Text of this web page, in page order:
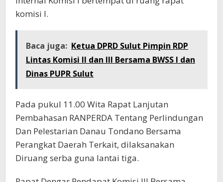
komisi I.
Baca juga: Ketua DPRD Sulut Pimpin RDP
Lintas Komisi II dan III Bersama BWSS I dan
Dinas PUPR Sulut
Pada pukul 11.00 Wita Rapat Lanjutan
Pembahasan RANPERDA Tentang Perlindungan
Dan Pelestarian Danau Tondano Bersama
Perangkat Daerah Terkait, dilaksanakan
Diruang serba guna lantai tiga.